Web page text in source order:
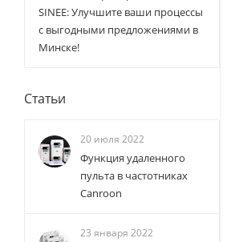
SINEE: Улучшите ваши процессы
с выгодными предложениями в
Минске!
Статьи
20 июля 2022
Функция удаленного
пульта в частотниках
Canroon
23 января 2022